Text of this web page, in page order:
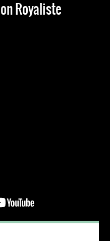
Royaliste